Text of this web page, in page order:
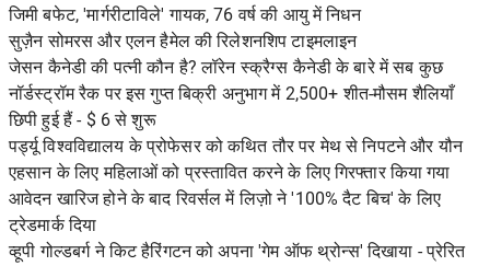
जिमी बफेट, 'मार्गरीटाविले' गायक, 76 वर्ष की आयु में निधन
सुज़ैन सोमरस और एलन हैमेल की रिलेशनशिप टाइमलाइन
जेसन कैनेडी की पत्नी कौन है? लॉरेन स्क्रैग्स कैनेडी के बारे में सब कुछ
नॉर्डस्ट्रॉम रैक पर इस गुप्त बिक्री अनुभाग में 2,500+ शीत-मौसम शैलियाँ
छिपी हुई हैं - $ 6 से शुरू
पर्ड्यू विश्वविद्यालय के प्रोफेसर को कथित तौर पर मेथ से निपटने और यौन
एहसान के लिए महिलाओं को प्रस्तावित करने के लिए गिरफ्तार किया गया
आवेदन खारिज होने के बाद रिवर्सल में लिज़ो ने '100% दैट बिच' के लिए
ट्रेडमार्क दिया
व्हूपी गोल्डबर्ग ने किट हैरिंगटन को अपना 'गेम ऑफ थ्रोन्स' दिखाया - प्रेरित